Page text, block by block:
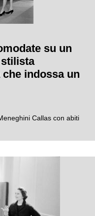
su un
indossa un
Callas con abiti